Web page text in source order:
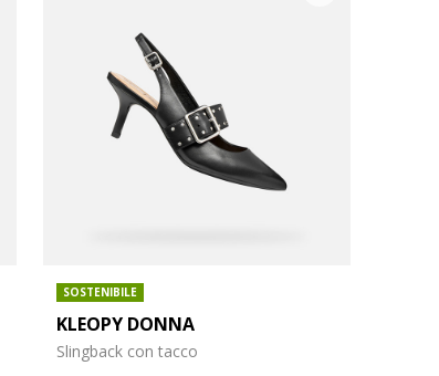
SOSTENIBILE
KLEOPY DONNA
Slingback con tacco